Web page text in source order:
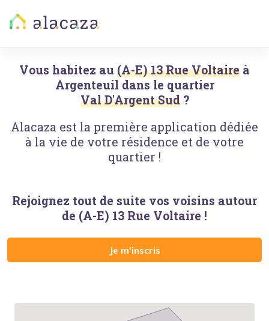
Vous habitez au (A-E) 13 Rue Voltaire à
Argenteuil dans le quartier
Val D'Argent Sud ?
Alacaza est la première application dédiée
à la vie de votre résidence et de votre
quartier !
Rejoignez tout de suite vos voisins autour
de (A-E) 13 Rue Voltaire !
Je m'inscris